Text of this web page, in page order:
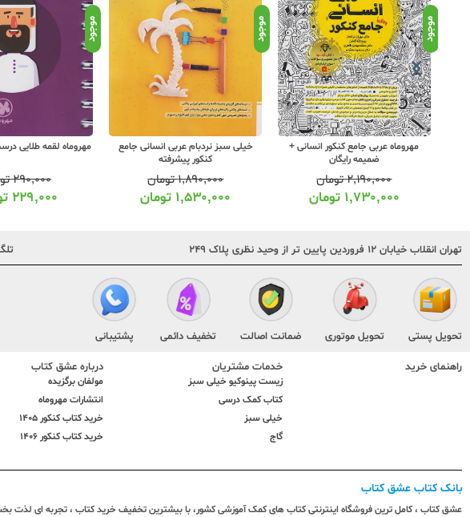
موجود
خیلی سبز نردبام عربی انسانی جامع
کنکور پیشرفته
۱,۸۹۰,۰۰۰تومان
۱,۵۳۰,۰۰۰ تومان
موجود
مهروماه لقمه طلایی درسنامه عربی کنکور
۲۹۰,۰۰۰تومان
۲۲۹,۰۰۰تومان
موجود
مهروماه لقمه طلایی
۲۹۰,۰۰۰
۲۲۹,۰۰۰
تهران انقلاب خیابان ۱۲ فروردین پایین تر از وحید نظری پلاک ۲۴۹
تحویل پستی تحویل موتوری ضمانت اصالت تخفیف دائمی پشتیبانی
راهنمای خرید خدمات مشتریان
زیست پینوکیو خیلی سبز
کتاب کمک درسی
خیلی سبز
گاج
درباره عشق کتاب
مولفان برگزیده
انتشارات مهروماه
خرید کتاب کنکور 1405
خرید کتاب کنکور 1406
بانک کتاب عشق کتاب
عشق کتاب ، کامل ترین فروشگاه اینترنتی کتاب های کمک آموزشی کشور، با بیشترین تخفیف خرید کتاب ، تجربه ای لذت بخش